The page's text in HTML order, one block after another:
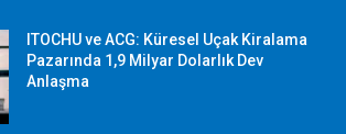
ITOCHU ve ACG: Küresel Uçak Kiralama
Pazarında 1,9 Milyar Dolarlık Dev
Anlaşma